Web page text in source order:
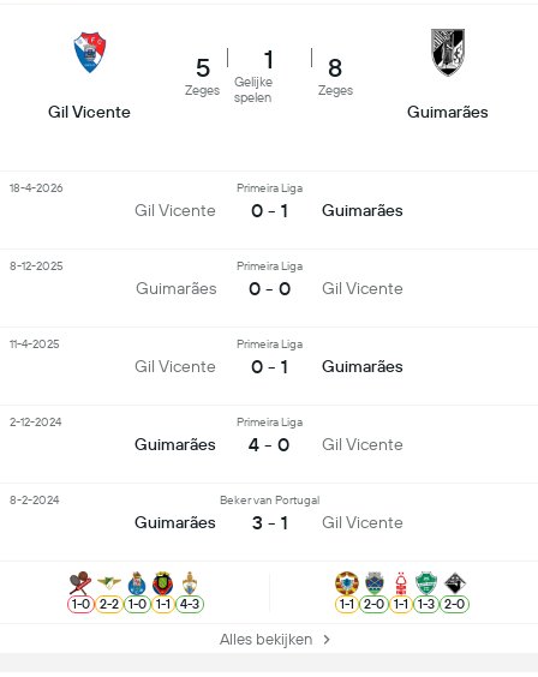
Gil Vicente
5
Zeges
1
Gelijke
spelen
8
Zeges
Guimarães
Gil Vicente
Primeira Liga
0 - 1 Guimarães
18-4-2026
Guimarães
Primeira Liga
0 - 0 Gil Vicente
8-12-2025
Gil Vicente
Primeira Liga
0 - 1 Guimarães
11-4-2025
Guimarães
Primeira Liga
4 - 0 Gil Vicente
2-12-2024
Guimarães
Beker van Portugal
3 - 1 Gil Vicente
8-2-2024
1-0 2-2 1-0 1-1 4-3 1-1 2-0 1-1 1-3 2-0
Alles bekijken